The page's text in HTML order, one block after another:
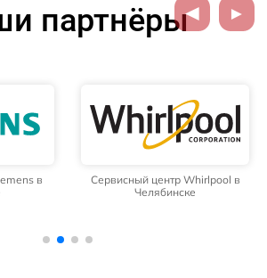
партнёры
в
Сервисный центр Whirlpool в
Челябинске